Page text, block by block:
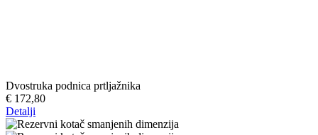
Dvostruka podnica prtljažnika
€ 172,80
Detalji